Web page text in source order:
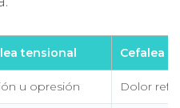
tensional Cefalea
u opresión Dolor